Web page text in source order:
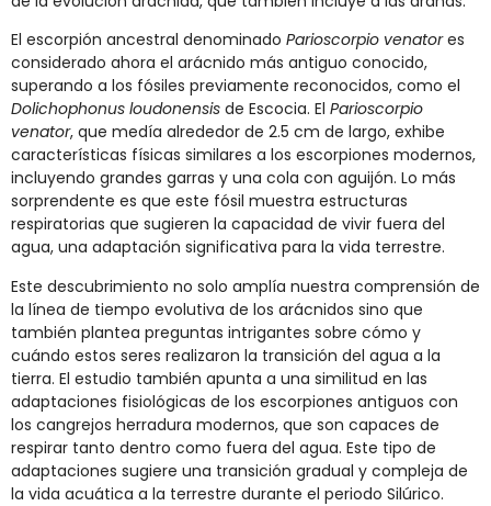
El escorpión ancestral denominado Parioscorpio venatores
considerado ahora el arácnido más antiguo conocido,
superando a los fósiles previamente reconocidos, como el
Dolichophonus loudonensis de Escocia. El Parioscorpio
venator, que medía alrededor de 2.5 cm de largo, exhibe
características físicas similares a los escorpiones modernos,
incluyendo grandes garras y una cola con aguijón. Lo más
sorprendente es que este fósil muestra estructuras
respiratorias que sugieren la capacidad de vivir fuera del
agua, una adaptación significativa para la vida terrestre​​.
Este descubrimiento no solo amplía nuestra comprensión de
la línea de tiempo evolutiva de los arácnidos sino que
también plantea preguntas intrigantes sobre cómo y
cuándo estos seres realizaron la transición del agua a la
tierra. El estudio también apunta a una similitud en las
adaptaciones fisiológicas de los escorpiones antiguos con
los cangrejos herradura modernos, que son capaces de
respirar tanto dentro como fuera del agua. Este tipo de
adaptaciones sugiere una transición gradual y compleja de
la vida acuática a la terrestre durante el periodo Silúrico​​.